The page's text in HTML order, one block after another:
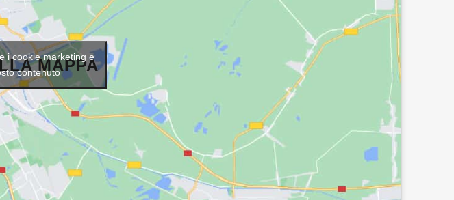
MAPPA
i cookie marketing e
contenuto